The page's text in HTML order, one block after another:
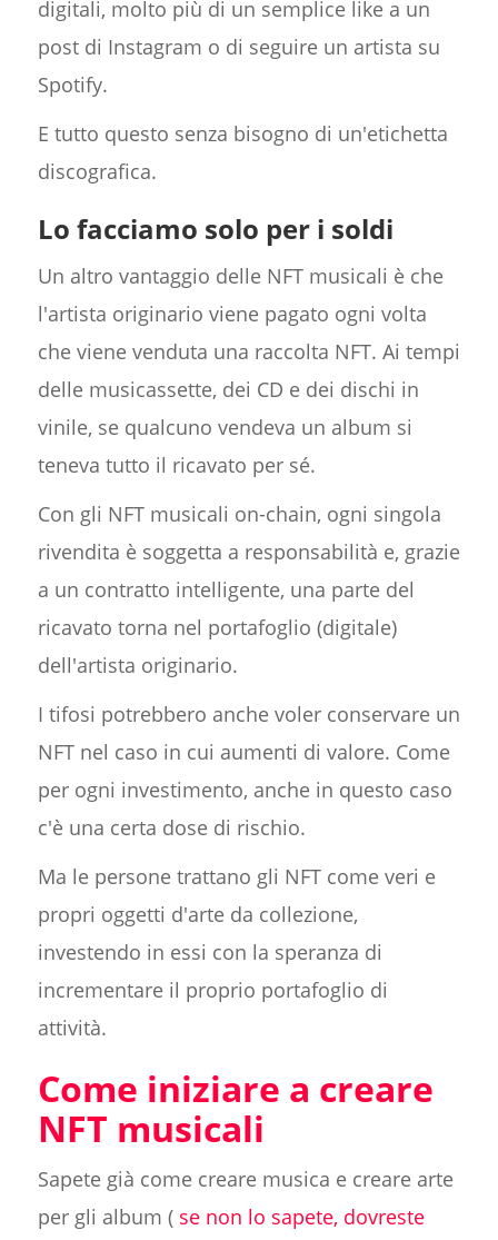
digitali, molto più di un semplice like a un
post di Instagram o di seguire un artista su
Spotify.
E tutto questo senza bisogno di un'etichetta
discografica.
Lo facciamo solo per i soldi
Un altro vantaggio delle NFT musicali è che
l'artista originario viene pagato ogni volta
che viene venduta una raccolta NFT. Ai tempi
delle musicassette, dei CD e dei dischi in
vinile, se qualcuno vendeva un album si
teneva tutto il ricavato per sé.
Con gli NFT musicali on-chain, ogni singola
rivendita è soggetta a responsabilità e, grazie
a un contratto intelligente, una parte del
ricavato torna nel portafoglio (digitale)
dell'artista originario.
I tifosi potrebbero anche voler conservare un
NFT nel caso in cui aumenti di valore. Come
per ogni investimento, anche in questo caso
c'è una certa dose di rischio.
Ma le persone trattano gli NFT come veri e
propri oggetti d'arte da collezione,
investendo in essi con la speranza di
incrementare il proprio portafoglio di
attività.
Come iniziare a creare
NFT musicali
Sapete già come creare musica e creare arte
per gli album ( se non lo sapete, dovreste